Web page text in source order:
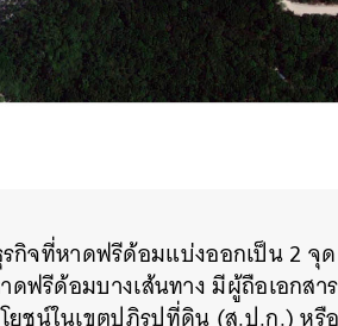
จที่หาดฟรีด้อมแบ่งออกเป็น 2 จุ
ฟรีด้อมบางเส้นทาง มีผู้ถือเอกสา
ชน์ในเขตปฏิรูปที่ดิน (ส.ป.ก.) หรื